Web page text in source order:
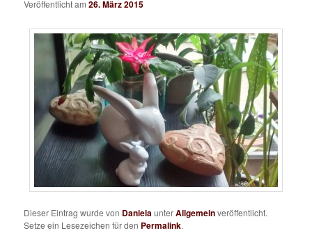
Veröffentlicht am26. März 2015
Dieser Eintrag wurde von DanielaunterAllgemeinveröffentlicht.
Setze ein Lesezeichen für den Permalink.